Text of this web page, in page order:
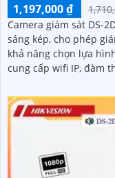
1,197,000 ₫
Camera giám sát DS-
sáng kép, cho phép
khả năng chọn lựa
cung cấp wifi IP, đàm